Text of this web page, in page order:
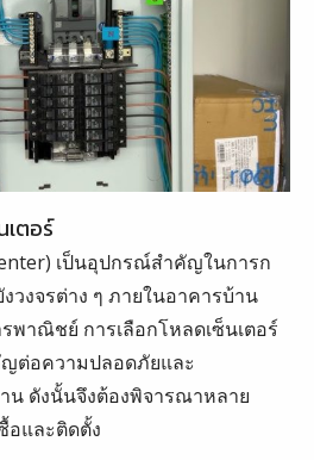
ตอร์
เป็นอุปกรณ์สำคัญในการก
วงจรต่าง ๆ ภายในอาคารบ้าน
พาณิชย์ การเลือกโหลดเซ็นเตอร์
ต่อความปลอดภัยและ
น ดังนั้นจึงต้องพิจารณาหลาย
อและติดตั้ง